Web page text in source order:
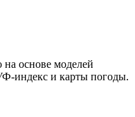
основе моделей
индекс и карты погоды.